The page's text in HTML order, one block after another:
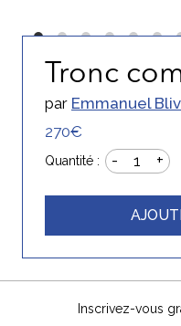
Tronc
par Emmanuel
270€
Quantité : - 1 +
Inscrivez-vous